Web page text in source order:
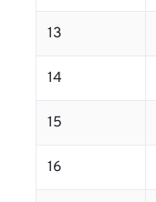
13
14
15
16